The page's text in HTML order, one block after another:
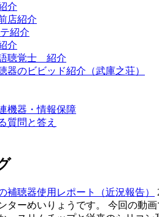
介
店紹介
紹介
介
聴覚士 紹介
のビビッド紹介（武庫之荘）
機器・情報保障
質問と答え
補聴器使用レポート（近況報告）
ターめいりょうです。 今回の動